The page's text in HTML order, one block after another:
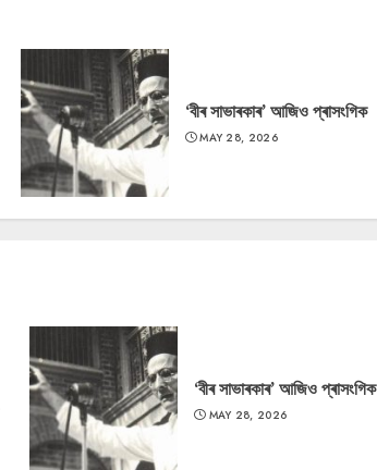
‘বীৰ সাভাৰকাৰ’ আজিও প্ৰাসংগিক
MAY 28, 2026
‘বীৰ সাভাৰকাৰ’ আজিও প্ৰাসংগিক
MAY 28, 2026